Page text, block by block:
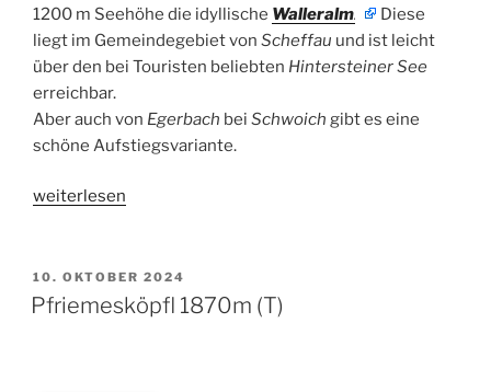
1200 m Seehöhe die idyllische Walleralm.
Diese
liegt im Gemeindegebiet von Scheffau und ist leicht
über den bei Touristen beliebten Hintersteiner See
erreichbar.
Aber auch von Egerbach bei Schwoich gibt es eine
schöne Aufstiegsvariante.
„Walleralm,
weiterlesen
VERÖFFENTLICHT
AM
10. OKTOBER 2024
Pfriemesköpfl 1870m (T)